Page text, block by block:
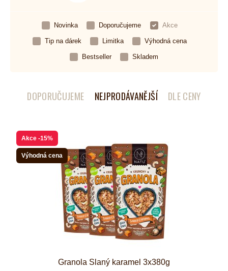
Novinka Doporučujeme Akce
Tip na dárek Limitka Výhodná cena
Bestseller Skladem
DOPORUČUJEME NEJPRODÁVANĚJŠÍ DLE CENY
Akce -15%
Výhodná cena
Granola Slaný karamel 3x380g